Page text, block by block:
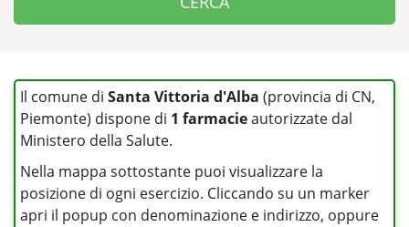
Il comune di Santa Vittoria d'Alba (provincia di CN,
Piemonte) dispone di 1 farmacieautorizzate dal
Ministero della Salute.
Nella mappa sottostante puoi visualizzare la
posizione di ogni esercizio. Cliccando su un marker
apri il popup con denominazione e indirizzo, oppure